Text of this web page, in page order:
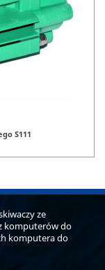
S111
ze
komputerów do
komputera do